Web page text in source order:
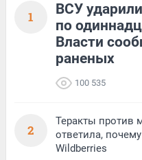
1
ВСУ
по
Власти
раненых
100 535
2
Теракты против
ответила,
Wildberries